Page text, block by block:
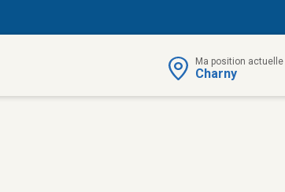
Ma position actuelle
Charny